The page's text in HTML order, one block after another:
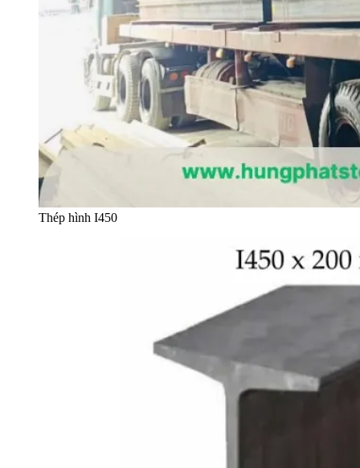
Thép hình I450